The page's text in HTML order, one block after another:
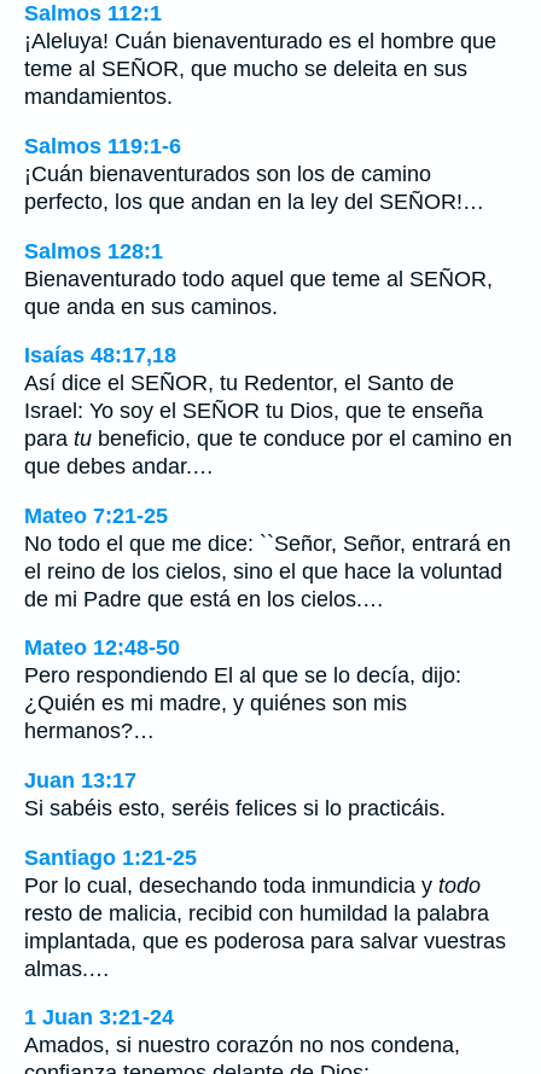
Salmos 112:1
¡Aleluya! Cuán bienaventurado es el hombre que
teme al SEÑOR, que mucho se deleita en sus
mandamientos.
Salmos 119:1-6
¡Cuán bienaventurados son los de camino
perfecto, los que andan en la ley del SEÑOR!…
Salmos 128:1
Bienaventurado todo aquel que teme al SEÑOR,
que anda en sus caminos.
Isaías 48:17,18
Así dice el SEÑOR, tu Redentor, el Santo de
Israel: Yo soy el SEÑOR tu Dios, que te enseña
para tu beneficio, que te conduce por el camino en
que debes andar.…
Mateo 7:21-25
No todo el que me dice: ``Señor, Señor, entrará en
el reino de los cielos, sino el que hace la voluntad
de mi Padre que está en los cielos.…
Mateo 12:48-50
Pero respondiendo El al que se lo decía, dijo:
¿Quién es mi madre, y quiénes son mis
hermanos?…
Juan 13:17
Si sabéis esto, seréis felices si lo practicáis.
Santiago 1:21-25
Por lo cual, desechando toda inmundicia y todo
resto de malicia, recibid con humildad la palabra
implantada, que es poderosa para salvar vuestras
almas.…
1 Juan 3:21-24
Amados, si nuestro corazón no nos condena,